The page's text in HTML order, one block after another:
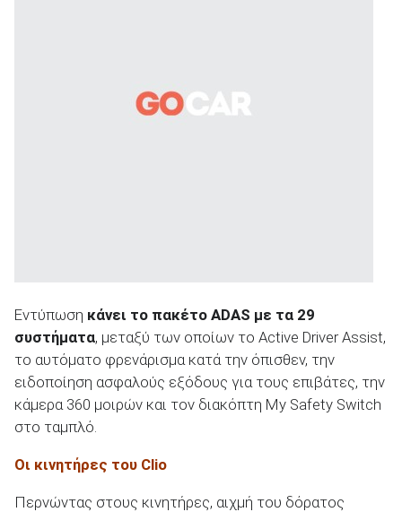
Εντύπωση κάνει το πακέτο ADAS με τα 29
συστήματα, μεταξύ των οποίων το Active Driver Assist,
το αυτόματο φρενάρισμα κατά την όπισθεν, την
ειδοποίηση ασφαλούς εξόδους για τους επιβάτες, την
κάμερα 360 μοιρών και τον διακόπτη My Safety Switch
στο ταμπλό.
Οι κινητήρες του Clio
Περνώντας στους κινητήρες, αιχμή του δόρατος